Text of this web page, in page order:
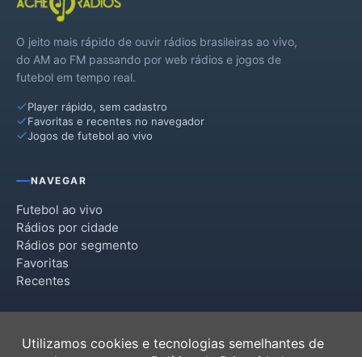
Virmond
O jeito mais rápido de ouvir rádios brasileiras ao vivo,
do AM ao FM passando por web rádios e jogos de
futebol em tempo real.
Player rápido, sem cadastro
Favoritas e recentes no navegador
Jogos de futebol ao vivo
NAVEGAR
Futebol ao vivo
Rádios por cidade
Rádios por segmento
Favoritas
Recentes
Utilizamos cookies e tecnologias semelhantes de